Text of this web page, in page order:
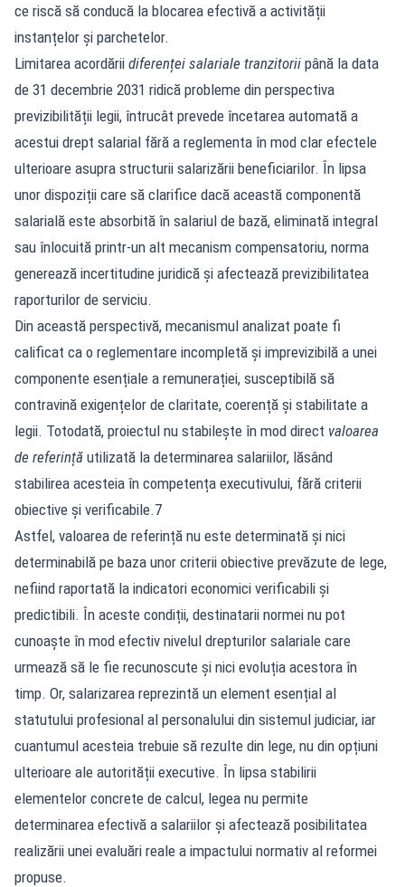
ce riscă să conducă la blocarea efectivă a activității
instanțelor și parchetelor.
Limitarea acordării diferenței salariale tranzitorii până la data
de 31 decembrie 2031 ridică probleme din perspectiva
previzibilității legii, întrucât prevede încetarea automată a
acestui drept salarial fără a reglementa în mod clar efectele
ulterioare asupra structurii salarizării beneficiarilor. În lipsa
unor dispoziții care să clarifice dacă această componentă
salarială este absorbită în salariul de bază, eliminată integral
sau înlocuită printr-un alt mecanism compensatoriu, norma
generează incertitudine juridică și afectează previzibilitatea
raporturilor de serviciu.
Din această perspectivă, mecanismul analizat poate fi
calificat ca o reglementare incompletă și imprevizibilă a unei
componente esențiale a remunerației, susceptibilă să
contravină exigențelor de claritate, coerență și stabilitate a
legii. Totodată, proiectul nu stabilește în mod direct valoarea
de referință utilizată la determinarea salariilor, lăsând
stabilirea acesteia în competența executivului, fără criterii
obiective și verificabile.7
Astfel, valoarea de referință nu este determinată și nici
determinabilă pe baza unor criterii obiective prevăzute de lege,
nefiind raportată la indicatori economici verificabili și
predictibili. În aceste condiții, destinatarii normei nu pot
cunoaște în mod efectiv nivelul drepturilor salariale care
urmează să le fie recunoscute și nici evoluția acestora în
timp. Or, salarizarea reprezintă un element esențial al
statutului profesional al personalului din sistemul judiciar, iar
cuantumul acesteia trebuie să rezulte din lege, nu din opțiuni
ulterioare ale autorității executive. În lipsa stabilirii
elementelor concrete de calcul, legea nu permite
determinarea efectivă a salariilor și afectează posibilitatea
realizării unei evaluări reale a impactului normativ al reformei
propuse.